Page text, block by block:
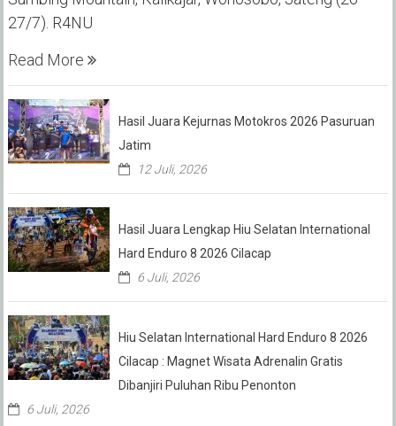
27/7). R4NU
Read More
Hasil Juara Kejurnas Motokros 2026 Pasuruan
Jatim
12 Juli, 2026
Hasil Juara Lengkap Hiu Selatan International
Hard Enduro 8 2026 Cilacap
6 Juli, 2026
Hiu Selatan International Hard Enduro 8 2026
Cilacap : Magnet Wisata Adrenalin Gratis
Dibanjiri Puluhan Ribu Penonton
6 Juli, 2026